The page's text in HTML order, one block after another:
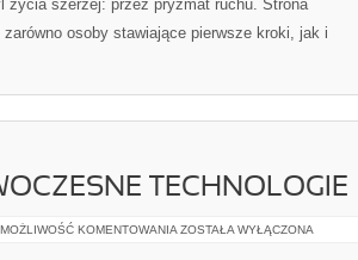
szerzej: przez pryzmat ruchu. Strona
osoby stawiające pierwsze kroki, jak i
TECHNOLOGIE
MOŻLIWOŚĆ KOMENTOWANIA ŚWIATŁOWODY
ZOSTAŁA WYŁĄCZONA